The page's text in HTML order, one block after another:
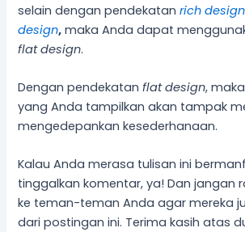
selain dengan pendekatanrich design
design, maka Anda dapat
flat design.
Dengan pendekatanflat design,
yang Anda tampilkan akan tampak
mengedepankan kesederhanaan.
Kalau Anda merasa tulisan ini
tinggalkan komentar, ya! Dan jangan
ke teman-teman Anda agar mereka
dari postingan ini. Terima kasih atas